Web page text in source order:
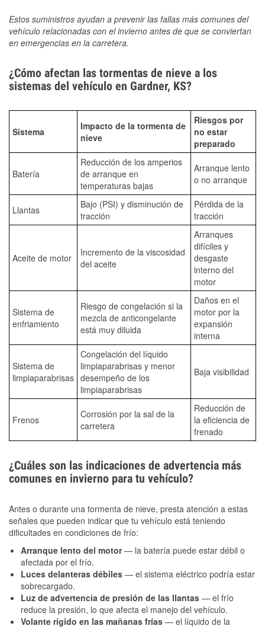
Estos suministros ayudan a prevenir las fallas más comunes del
vehículo relacionadas con el invierno antes de que se conviertan
en emergencias en la carretera.
¿Cómo afectan las tormentas de nieve a los
sistemas del vehículo en Gardner, KS?
Sistema
Impacto de la tormenta de
nieve
Riesgos por
no estar
preparado
Batería
Reducción de los amperios
de arranque en
temperaturas bajas
Arranque lento
o no arranque
Llantas
Bajo (PSI) y disminución de
tracción
Pérdida de la
tracción
Aceite de motor
Incremento de la viscosidad
del aceite
Arranques
difíciles y
desgaste
interno del
motor
Sistema de
enfriamiento
Riesgo de congelación si la
mezcla de anticongelante
está muy diluida
Daños en el
motor por la
expansión
interna
Sistema de
limpiaparabrisas
Congelación del líquido
limpiaparabrisas y menor
desempeño de los
limpiaparabrisas
Baja visibilidad
Frenos
Corrosión por la sal de la
carretera
Reducción de
la eficiencia de
frenado
¿Cuáles son las indicaciones de advertencia más
comunes en invierno para tu vehículo?
Antes o durante una tormenta de nieve, presta atención a estas
señales que pueden indicar que tu vehículo está teniendo
dificultades en condiciones de frío:
Arranque lento del motor— la batería puede estar débil o
afectada por el frío.
Luces delanteras débiles — el sistema eléctrico podría estar
sobrecargado.
Luz de advertencia de presión de las llantas — el frío
reduce la presión, lo que afecta el manejo del vehículo.
Volante rígido en las mañanas frías — el líquido de la